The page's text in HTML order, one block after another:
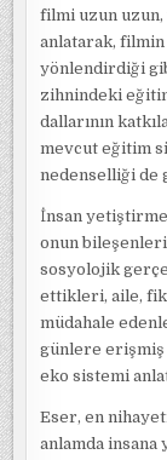
filmi uzun uzun,
anlatarak, filmin
yönlendirdiği
zihnindeki
dallarının
mevcut eğitim
nedenselliği de
İnsan yetiştirme
onun
sosyolojik
ettikleri, aile,
müdahale
günlere
eko sistemi
Eser, en
anlamda insana